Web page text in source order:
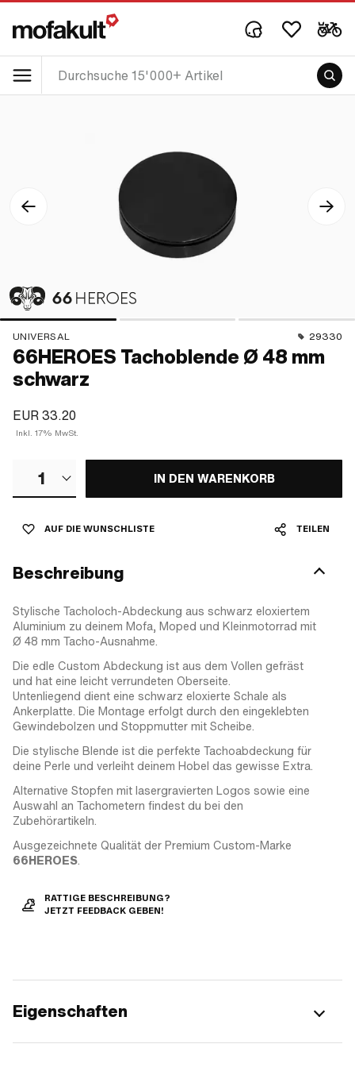
UNIVERSAL 29330
66HEROES Tachoblende Ø 48 mm
schwarz
EUR 33.20
Inkl. 17% MwSt.
1 IN DEN WARENKORB
AUF DIE WUNSCHLISTE TEILEN
Beschreibung
Stylische Tacholoch-Abdeckung aus schwarz eloxiertem
Aluminium zu deinem Mofa, Moped und Kleinmotorrad mit
Ø 48 mm Tacho-Ausnahme.
Die edle Custom Abdeckung ist aus dem Vollen gefräst
und hat eine leicht verrundeten Oberseite.
Untenliegend dient eine schwarz eloxierte Schale als
Ankerplatte. Die Montage erfolgt durch den eingeklebten
Gewindebolzen und Stoppmutter mit Scheibe.
Die stylische Blende ist die perfekte Tachoabdeckung für
deine Perle und verleiht deinem Hobel das gewisse Extra.
Alternative Stopfen mit lasergravierten Logos sowie eine
Auswahl an Tachometern findest du bei den
Zubehörartikeln.
Ausgezeichnete Qualität der Premium Custom-Marke
66HEROES.
RATTIGE BESCHREIBUNG?
JETZT FEEDBACK GEBEN!
Eigenschaften